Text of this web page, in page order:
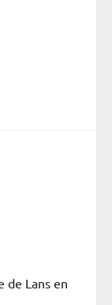
de Lans en